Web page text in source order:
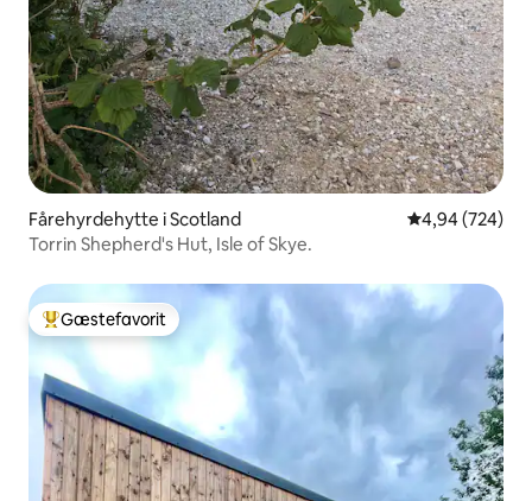
Fårehyrdehytte i Scotland 4,94 ud af 5 i
4,94 (724)
Torrin Shepherd's Hut, Isle of Skye.
Bedste gæstefavorit
Gæstefavorit